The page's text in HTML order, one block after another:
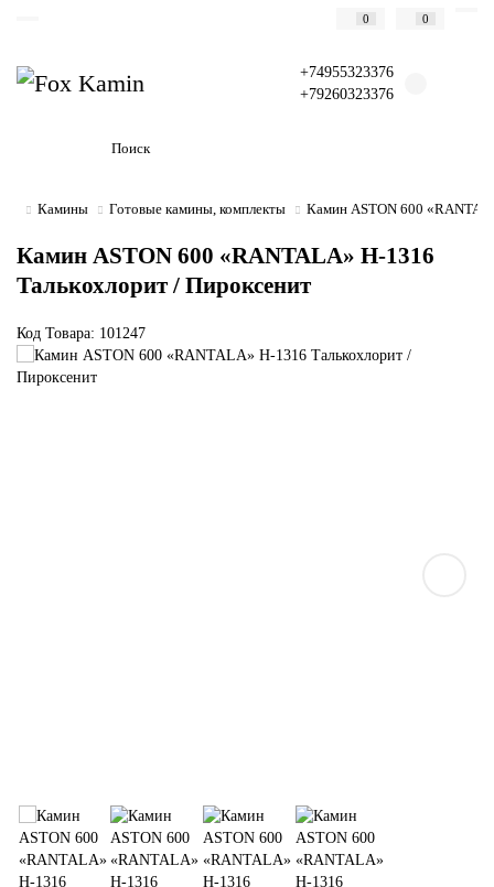
0 0
+74955323376
+79260323376
Камины Готовые камины, комплекты Камин ASTON 600
Камин ASTON 600 «RANTALA» Н-1316
Талькохлорит / Пироксенит
Код Товара: 101247